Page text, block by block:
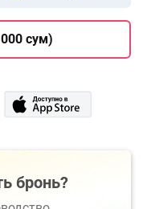
сум)
бронь?